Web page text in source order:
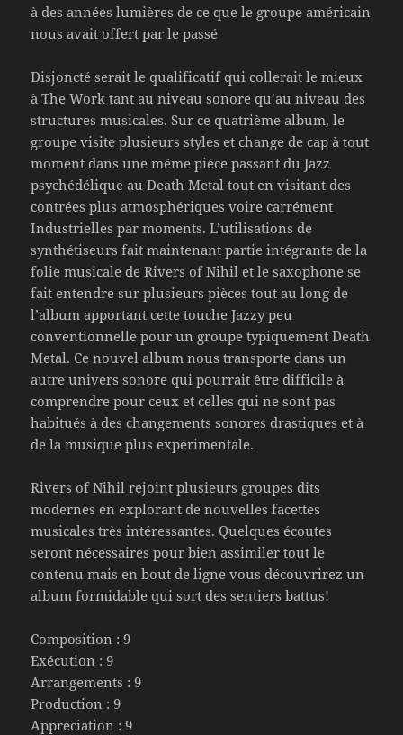
à des années lumières de ce que le groupe américain
nous avait offert par le passé
Disjoncté serait le qualificatif qui collerait le mieux
à The Work tant au niveau sonore qu’au niveau des
structures musicales. Sur ce quatrième album, le
groupe visite plusieurs styles et change de cap à tout
moment dans une même pièce passant du Jazz
psychédélique au Death Metal tout en visitant des
contrées plus atmosphériques voire carrément
Industrielles par moments. L’utilisations de
synthétiseurs fait maintenant partie intégrante de la
folie musicale de Rivers of Nihil et le saxophone se
fait entendre sur plusieurs pièces tout au long de
l’album apportant cette touche Jazzy peu
conventionnelle pour un groupe typiquement Death
Metal. Ce nouvel album nous transporte dans un
autre univers sonore qui pourrait être difficile à
comprendre pour ceux et celles qui ne sont pas
habitués à des changements sonores drastiques et à
de la musique plus expérimentale.
Rivers of Nihil rejoint plusieurs groupes dits
modernes en explorant de nouvelles facettes
musicales très intéressantes. Quelques écoutes
seront nécessaires pour bien assimiler tout le
contenu mais en bout de ligne vous découvrirez un
album formidable qui sort des sentiers battus!
Composition : 9
Exécution : 9
Arrangements : 9
Production : 9
Appréciation : 9